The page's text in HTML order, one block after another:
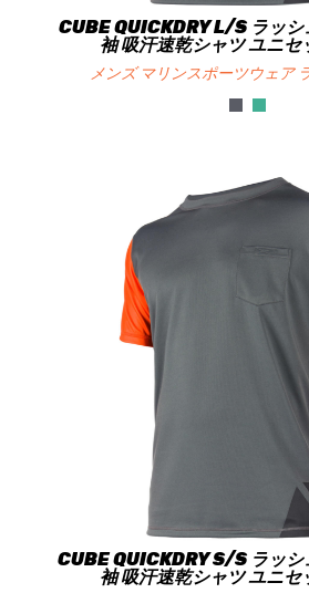
CUBE QUICKDRY L/S ラッシ
袖 吸汗速乾シャツ ユニセ
メンズ マリンスポーツウェア
CUBE QUICKDRY S/S ラッシ
袖 吸汗速乾シャツ ユニセ